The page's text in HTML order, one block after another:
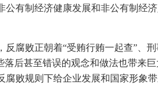
有制经济健康发展和非公有制经
腐败正朝着“受贿行贿一起查”、
后甚至错误的观念和做法也带来
败规则下给企业发展和国家形象